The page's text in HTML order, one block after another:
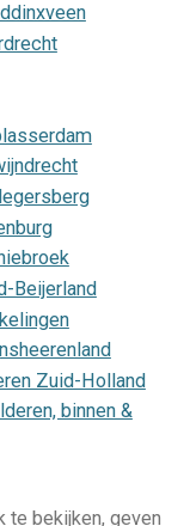
Beijerland
Zuid-Holland
binnen &
te bekijken, geven